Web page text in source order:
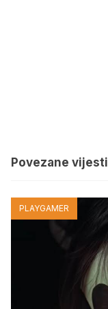
Povezane vijesti
PLAYGAMER